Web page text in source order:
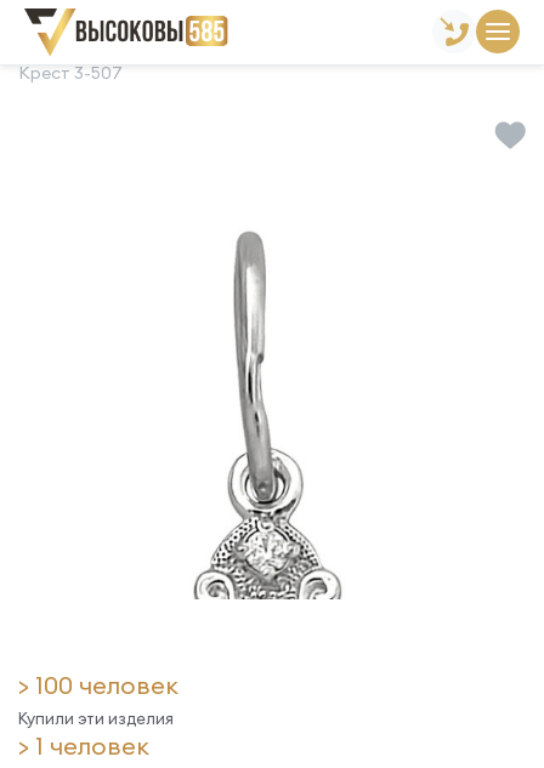
Главная Склад готовой продукции
Крест 3-507
> 100 человек
Купили эти изделия
> 1 человек